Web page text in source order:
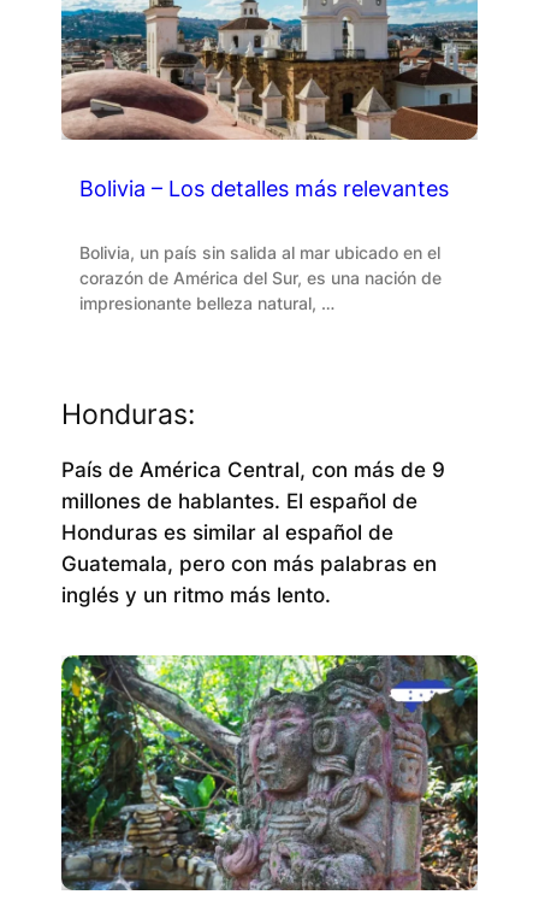
Bolivia – Los detalles más relevantes
Bolivia, un país sin salida al mar ubicado en el
corazón de América del Sur, es una nación de
impresionante belleza natural, …
Honduras:
País de América Central, con más de 9
millones de hablantes. El español de
Honduras es similar al español de
Guatemala, pero con más palabras en
inglés y un ritmo más lento.